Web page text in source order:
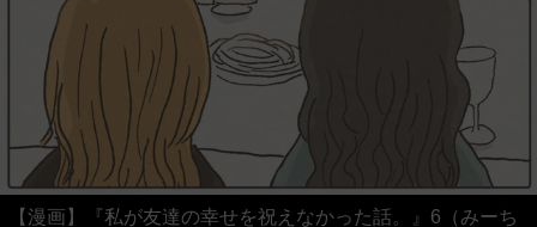
【漫画】『私が友達の幸せを祝えなかった話。』6（みーち